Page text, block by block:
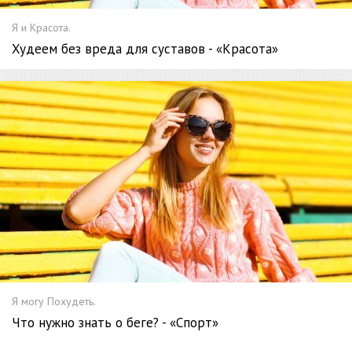
Я и Красота.
Худеем без вреда для суставов - «Красота»
Я могу Похудеть.
Что нужно знать о беге? - «Спорт»